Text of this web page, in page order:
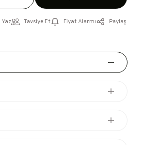
Yaz Tavsiye Et Fiyat Alarmı
Paylaş